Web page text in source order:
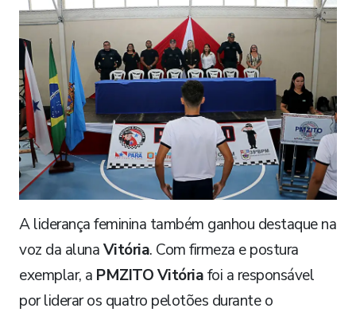
A liderança feminina também ganhou destaque na
voz da alunaVitória. Com firmeza e postura
exemplar, a PMZITO Vitóriafoi a responsável
por liderar os quatro pelotões durante o